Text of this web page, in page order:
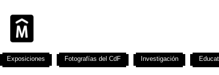
Exposiciones Fotografías del CdF Investigación